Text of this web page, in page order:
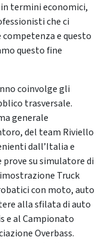
termini economici,
che ci
competenza e questo
questo fine
coinvolge gli
trasversale.
generale
del team Riviello
dall’Italia e
su simulatore di
Truck
con moto, auto
alla sfilata di auto
e al Campionato
Overbass.